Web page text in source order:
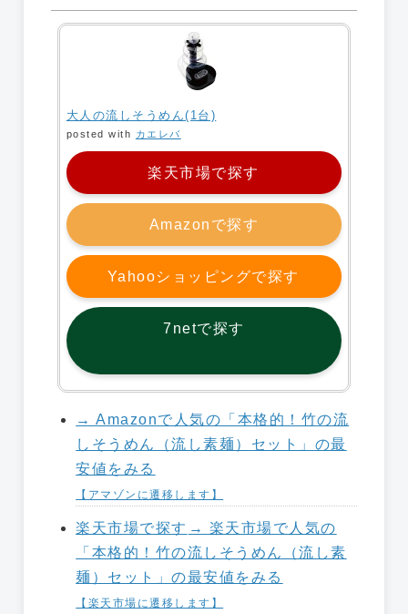
大人の流しそうめん(1台)
posted with カエレバ
楽天市場で探す
Amazonで探す
Yahooショッピングで探す
7netで探す
→ Amazonで人気の「本格的！竹の流
しそうめん（流し素麺）セット」の最
安値をみる
【アマゾンに遷移します】
楽天市場で探す → 楽天市場で人気の
「本格的！竹の流しそうめん（流し素
麺）セット」の最安値をみる
【楽天市場に遷移します】